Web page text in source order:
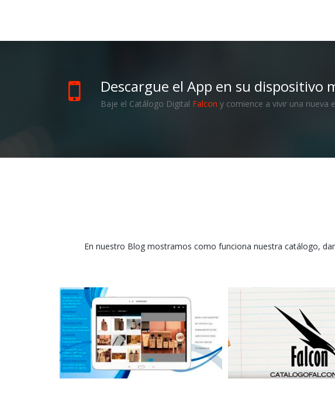
Descargue el App en su dispositivo
Baje el Catálogo Digital Falcon y comience a vivir una nueva
En nuestro Blog mostramos como funciona nuestra catálogo,